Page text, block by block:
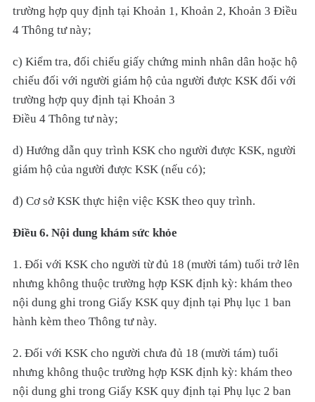
trường hợp quy định tại Khoản 1, Khoản 2, Khoản 3 Điều
4 Thông tư này;
c) Kiểm tra, đối chiếu giấy chứng minh nhân dân hoặc hộ
chiếu đối với người giám hộ của người được KSK đối với
trường hợp quy định tại Khoản 3
Điều 4 Thông tư này;
d) Hướng dẫn quy trình KSK cho người được KSK, người
giám hộ của người được KSK (nếu có);
đ) Cơ sở KSK thực hiện việc KSK theo quy trình.
Điều 6. Nội dung khám sức khỏe
1. Đối với KSK cho người từ đủ 18 (mười tám) tuổi trở lên
nhưng không thuộc trường hợp KSK định kỳ: khám theo
nội dung ghi trong Giấy KSK quy định tại Phụ lục 1 ban
hành kèm theo Thông tư này.
2. Đối với KSK cho người chưa đủ 18 (mười tám) tuổi
nhưng không thuộc trường hợp KSK định kỳ: khám theo
nội dung ghi trong Giấy KSK quy định tại Phụ lục 2 ban